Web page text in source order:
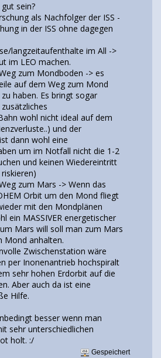
sein?
als Nachfolger der ISS -
in der ISS ohne dagegen
langzeitaufenthalte im All ->
im LEO machen.
zum Mondboden -> es
auf dem Weg zum Mond
haben. Es bringt sogar
wohl nicht ideal auf dem
und der
dann wohl eine
um im Notfall nicht die 1-2
und keinen Wiedereintritt
zum Mars -> Wenn das
Orbit um den Mond fliegt
mit den Mondplänen
ein MASSIVER energetischer
Mars will soll man zum Mars
Mond anhalten.
Zwischenstation wäre
per Inonenantrieb hochspiralt
sehr hohen Erdorbit auf die
Aber auch da ist eine
Hilfe.
besser wenn man
sehr unterschiedlichen
holt. :/
Gespeichert